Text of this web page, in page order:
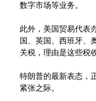
数字市场等业务。
此外，美国贸易代表
国、英国、西班牙、
关税，理由是这些税
特朗普的最新表态，
紧张之际。